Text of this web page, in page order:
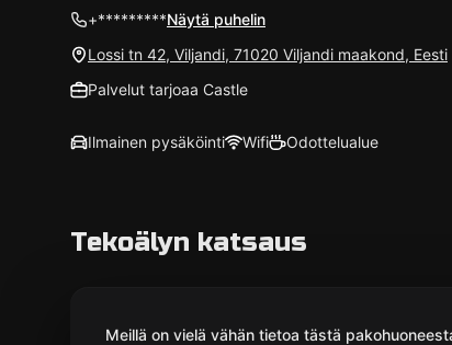
+*********Näytä puhelin
Lossi tn 42, Viljandi, 71020 Viljandi maakond, Eesti
Palvelut tarjoaa Castle
Ilmainen pysäköinti Wifi Odottelualue
Tekoälyn katsaus
Meillä on vielä vähän tietoa tästä